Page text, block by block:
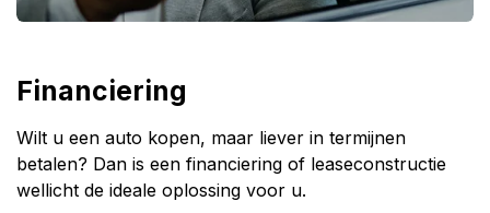
Financiering
Wilt u een auto kopen, maar liever in termijnen
betalen? Dan is een financiering of leaseconstructie
wellicht de ideale oplossing voor u.